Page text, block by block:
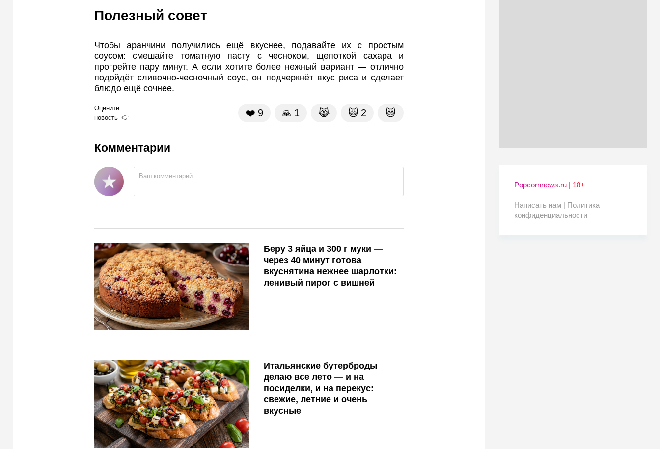
Полезный совет
Чтобы аранчини получились ещё вкуснее, подавайте их с простым
соусом: смешайте томатную пасту с чесноком, щепоткой сахара и
прогрейте пару минут. А если хотите более нежный вариант — отлично
подойдёт сливочно-чесночный соус, он подчеркнёт вкус риса и сделает
блюдо ещё сочнее.
Оцените
новость
❤️ 9 🙏 1 😹 🙀 2 😿
Комментарии
Беру 3 яйца и 300 г муки —
через 40 минут готова
вкуснятина нежнее шарлотки:
ленивый пирог с вишней
Итальянские бутерброды
делаю все лето — и на
посиделки, и на перекус:
свежие, летние и очень
вкусные
Popcornnews.ru | 18+
Написать нам | Политика
конфиденциальности